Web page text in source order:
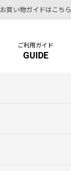
お買い物ガイドはこちら
ご利用ガイド
GUIDE